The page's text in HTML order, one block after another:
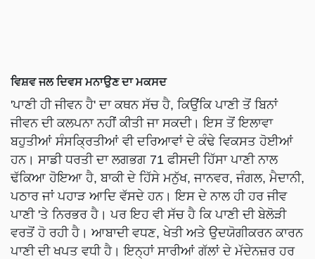
ਵਿਸ਼ਵ ਜਲ ਦਿਵਸ ਮਨਾਉਣ ਦਾ ਮਕਸਦ
'ਪਾਣੀ ਹੀ ਜੀਵਨ ਹੈ' ਦਾ ਕਥਨ ਸੱਚ ਹੈ, ਕਿਉਂਕਿ ਪਾਣੀ ਤੋਂ ਬਿਨਾਂ
ਜੀਵਨ ਦੀ ਕਲਪਨਾ ਨਹੀਂ ਕੀਤੀ ਜਾ ਸਕਦੀ। ਇਸ ਤੋਂ ਇਲਾਵਾ
ਬਹੁਤੀਆਂ ਸੰਸਕ੍ਰਿਤੀਆਂ ਵੀ ਦਰਿਆਵਾਂ ਦੇ ਕੰਢੇ ਵਿਕਸਤ ਹੋਈਆਂ
ਹਨ। ਸਾਡੀ ਧਰਤੀ ਦਾ ਲਗਭਗ 71 ਫੀਸਦੀ ਹਿੱਸਾ ਪਾਣੀ ਨਾਲ
ਢੱਕਿਆ ਹੋਇਆ ਹੈ, ਬਾਕੀ ਦੇ ਹਿੱਸੇ ਮਨੁੱਖ, ਜਾਨਵਰ, ਜੰਗਲ, ਮੈਦਾਨੀ,
ਪਠਾਰ ਜਾਂ ਪਹਾੜ ਆਦਿ ਵੱਸਦੇ ਹਨ। ਇਸ ਦੇ ਨਾਲ ਹੀ ਹਰ ਜੀਵ
ਪਾਣੀ 'ਤੇ ਨਿਰਭਰ ਹੈ। ਪਰ ਇਹ ਵੀ ਸੱਚ ਹੈ ਕਿ ਪਾਣੀ ਦੀ ਬੇਲੋੜੀ
ਵਰਤੋਂ ਹੋ ਰਹੀ ਹੈ। ਆਬਾਦੀ ਵਧਣ, ਖੇਤੀ ਅਤੇ ਉਦਯੋਗੀਕਰਨ ਕਾਰਨ
ਪਾਣੀ ਦੀ ਖਪਤ ਵਧੀ ਹੈ। ਇਨ੍ਹਾਂ ਸਾਰੀਆਂ ਗੱਲਾਂ ਦੇ ਮੱਦੇਨਜ਼ਰ ਹਰ